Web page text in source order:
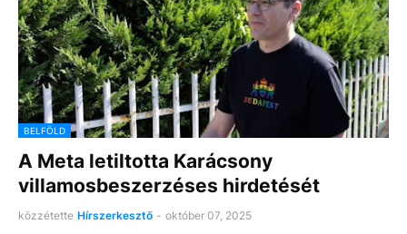
BELFÖLD
A Meta letiltotta Karácsony
villamosbeszerzéses hirdetését
közzétette Hírszerkesztő - október 07, 2025